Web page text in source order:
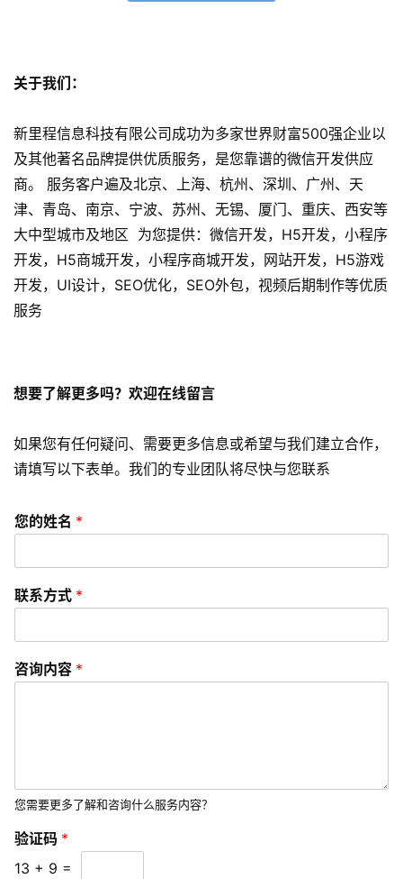
发
小
程
序
开
发
网
站
开
s
e
优
化
数
字
P
视
频
资
关于我们：
新里程信息科技有限公司成功为多家世界财富500强企业以
及其他著名品牌提供优质服务，是您靠谱的微信开发供应
商。 服务客户遍及北京、上海、杭州、深圳、广州、天
津、青岛、南京、宁波、苏州、无锡、厦门、重庆、西安等
大中型城市及地区 为您提供：微信开发，H5开发，小程序
开发，H5商城开发，小程序商城开发，网站开发，H5游戏
开发，UI设计，SEO优化，SEO外包，视频后期制作等优质
服务
想要了解更多吗？欢迎在线留言
如果您有任何疑问、需要更多信息或希望与我们建立合作，
请填写以下表单。我们的专业团队将尽快与您联系
您的姓名 *
联系方式 *
咨询内容 *
您需要更多了解和咨询什么服务内容？
验证码 *
13 + 9 =